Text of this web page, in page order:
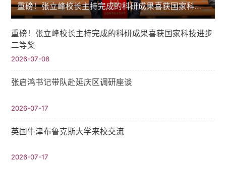
重磅！张立峰校长主持完成的科研成果喜获国家科技进步二等奖
重磅！张立峰校长主持完成的科研成果喜获国家科技进步
二等奖
2026-07-08
张启鸿书记带队赴延庆区调研座谈
2026-07-17
英国牛津布鲁克斯大学来校交流
2026-07-17